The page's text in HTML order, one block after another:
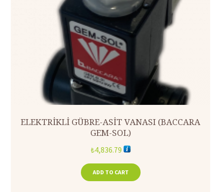
ELEKTRİKLİ GÜBRE-ASİT VANASI (BACCARA
GEM-SOL)
₺4,836.79
ADD TO CART